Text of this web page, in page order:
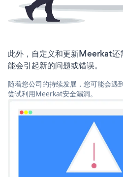
此外，自定义和更新Meerkat还
能会引起新的问题或错误。
随着您公司的持续发展，您可能会遇
尝试利用Meerkat安全漏洞。